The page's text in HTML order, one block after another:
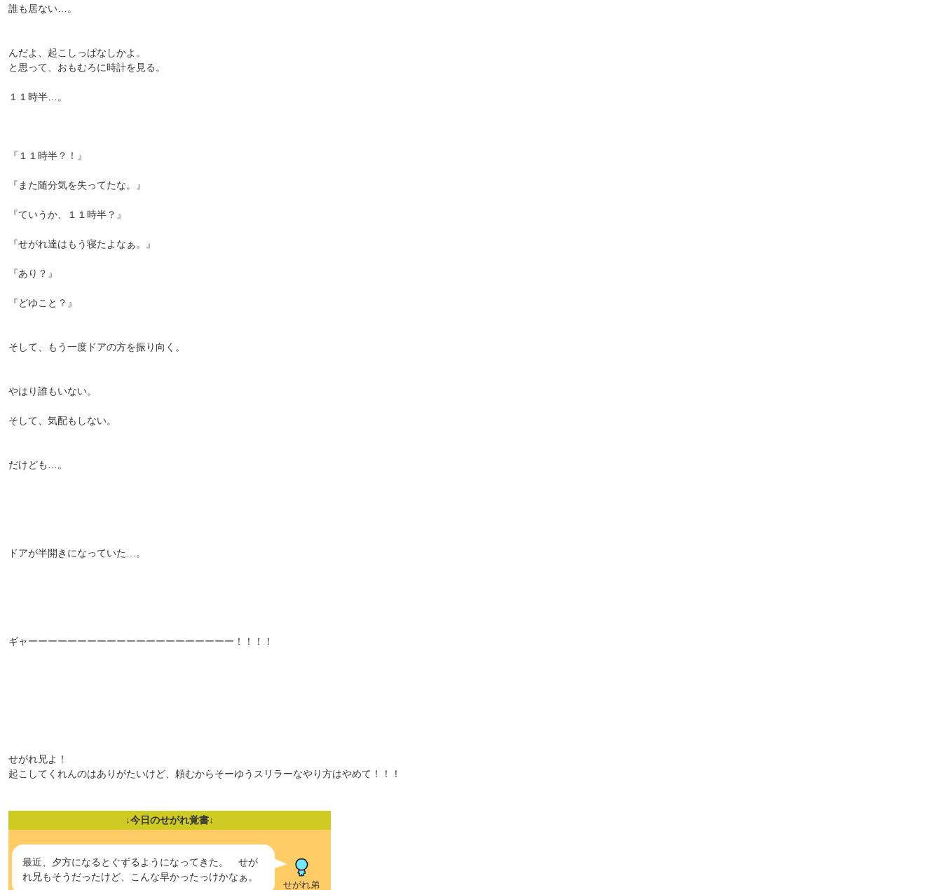
誰も居ない…。
んだよ、起こしっぱなしかよ。
と思って、おもむろに時計を見る。
１１時半…。
『１１時半？！』
『また随分気を失ってたな。』
『ていうか、１１時半？』
『せがれ達はもう寝たよなぁ。』
『あり？』
『どゆこと？』
そして、もう一度ドアの方を振り向く。
やはり誰もいない。
そして、気配もしない。
だけども…。
ドアが半開きになっていた…。
ギャーーーーーーーーーーーーーーーーーーーーー！！！！
せがれ兄よ！
起こしてくれんのはありがたいけど、頼むからそーゆうスリラーなやり方はやめて！！！
↓今日のせがれ覚書↓
最近、夕方になるとぐずるようになってきた。 せが
れ兄もそうだったけど、こんな早かったっけかなぁ。
せがれ弟